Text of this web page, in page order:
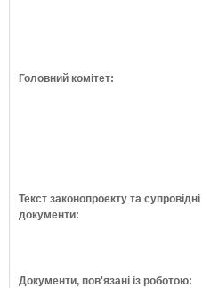
Головний комітет:
Текст законопроекту та супровідні
документи:
Документи, пов'язані із роботою: